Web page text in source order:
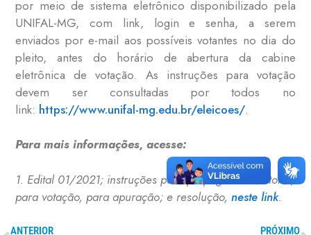
por meio de sistema eletrônico disponibilizado pela
UNIFAL-MG, com link, login e senha, a serem
enviados por e-mail aos possíveis votantes no dia do
pleito, antes do horário de abertura da cabine
eletrônica de votação. As instruções para votação
devem ser consultadas por todos no
link: https://www.unifal-mg.edu.br/eleicoes/.
Para mais informações, acesse:
1. Edital 01/2021; instruções para propaganda eleitoral,
para votação, para apuração; e resolução,neste link.
ANTERIOR PRÓXIMO